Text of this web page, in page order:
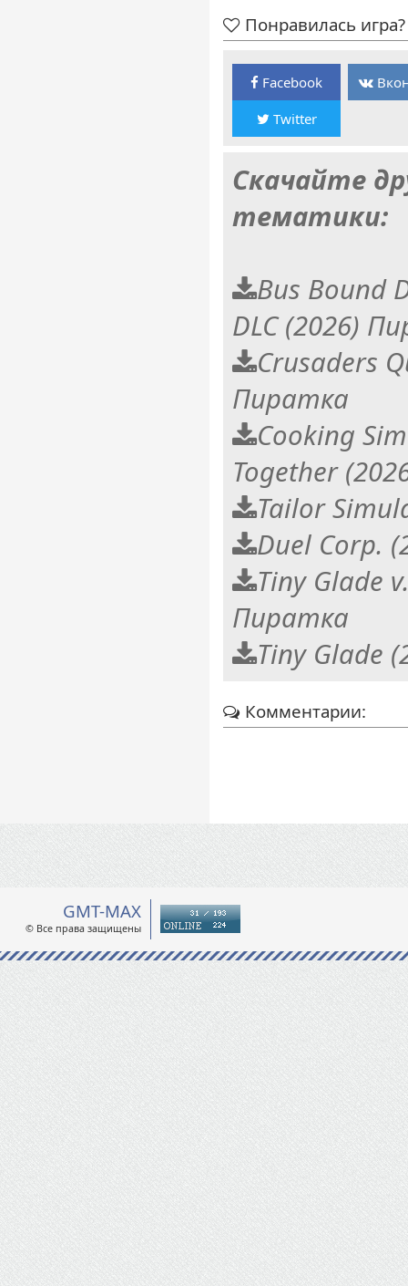
Понравилась
Facebook
Twitter
Скачайте
тематики:
Bus Bound
DLC (2026)
Crusaders
Пиратка
Cooking
Together
Tailor
Duel Corp.
Tiny Glade
Пиратка
Tiny Glade
Комментарии:
GMT-MAX
© Все права защищены